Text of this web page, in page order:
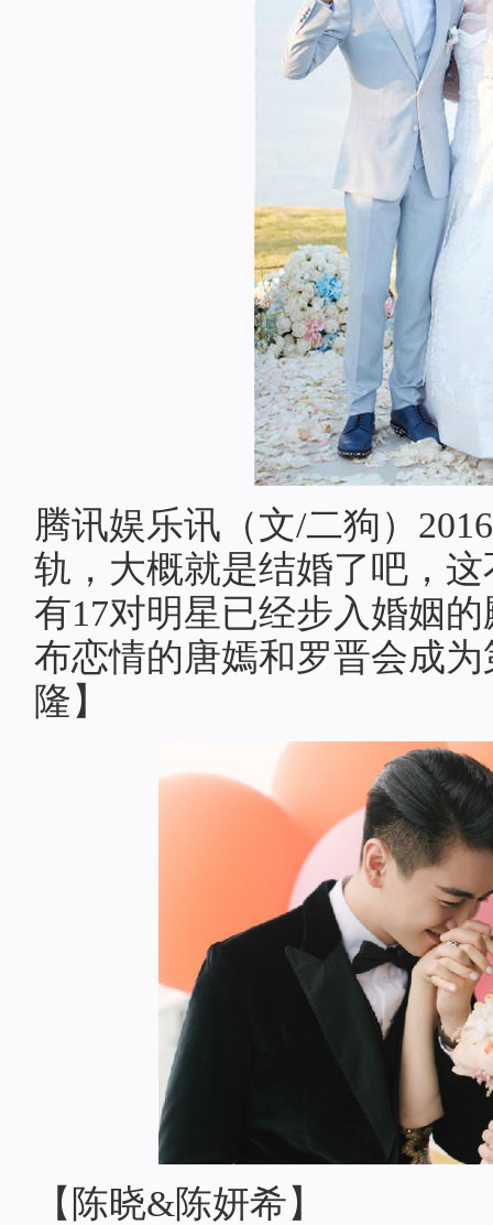
腾讯娱乐讯（文/二狗）
轨，大概就是结婚了吧，
有17对明星已经步入婚姻
布恋情的唐嫣和罗晋会成
隆】
【陈晓&陈妍希】